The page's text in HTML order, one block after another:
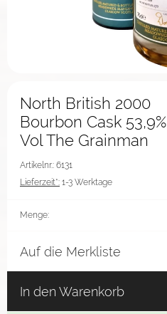
North British 2000
Bourbon Cask 53,9%
Vol The Grainman
Artikelnr.: 6131
Lieferzeit*: 1-3 Werktage
Menge:
Auf die Merkliste
In den Warenkorb